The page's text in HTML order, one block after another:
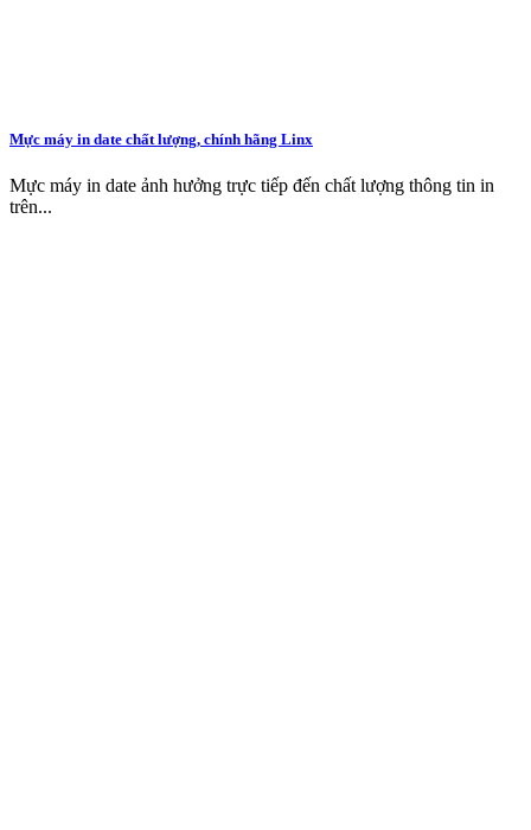
Mực máy in date chất lượng, chính hãng Linx
Mực máy in date ảnh hưởng trực tiếp đến chất lượng thông tin in
trên...